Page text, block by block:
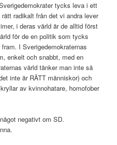
tycks leva i ett
radikalt från det vi andra lever
i deras värld är de alltid först
för de en politik som tycks
I Sverigedemokraternas
enkelt och snabbt, med en
värld tänker man inte så
inte är RÄTT människor) och
av kvinnohatare, homofober
negativt om SD.